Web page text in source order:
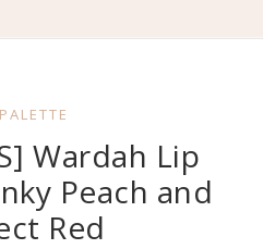
Wardah Lip
Peach and
Red